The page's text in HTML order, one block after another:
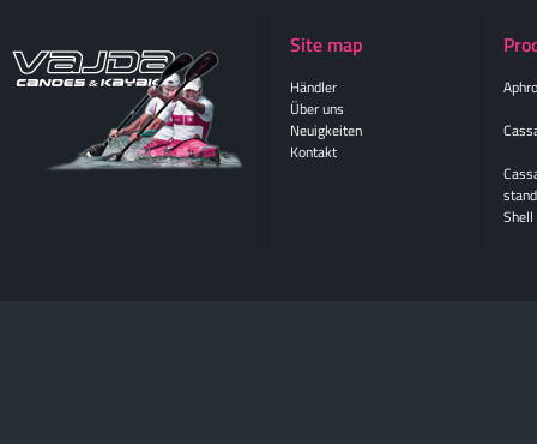
Site map
Händler
Über uns
Neuigkeiten
Kontakt